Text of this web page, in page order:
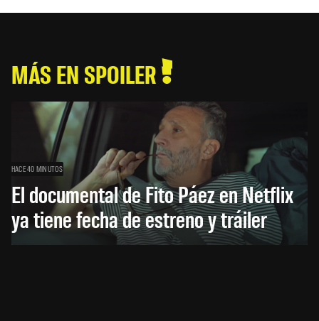
MÁS EN SPOILER
HACE 40 MINUTOS
El documental de Fito Páez en Netflix
ya tiene fecha de estreno y tráiler